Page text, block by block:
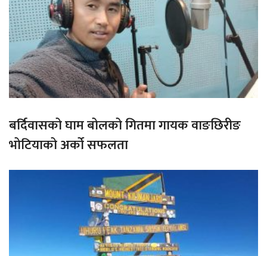
बर्दिवासको घाम बोलको गितमा गायक वाङछिरीङ
भोटियाको अर्को सफलता